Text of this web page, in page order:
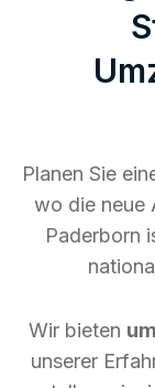
Planen Sie
wo die neue
Paderborn
Wir bieten
unserer